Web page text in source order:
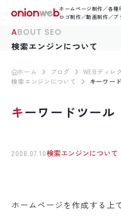
ホームページ制作／各種
ロゴ制作／動画制作／ブ
ホームページ制作
コーポレートサイト
ABOUT SEO
検索エンジンについて
ホーム ブログ
WEBディレ
検索エンジンについて
キーワー
キーワードツール
2008.07.10検索エンジンについて
ホームページを作成する上